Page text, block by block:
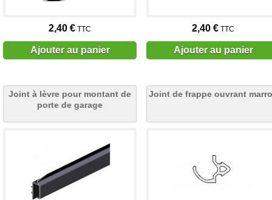
2,40 € TTC
Ajouter au panier
2,40 € TTC
Ajouter au panier
Joint à lèvre pour montant de
porte de garage
Joint de frappe ouvrant